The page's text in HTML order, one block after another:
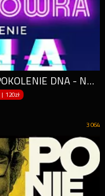
KABARET NEO-NÓWKA - POKOLENIE DNA - NOWY PROGRAM
|120zł
3 064